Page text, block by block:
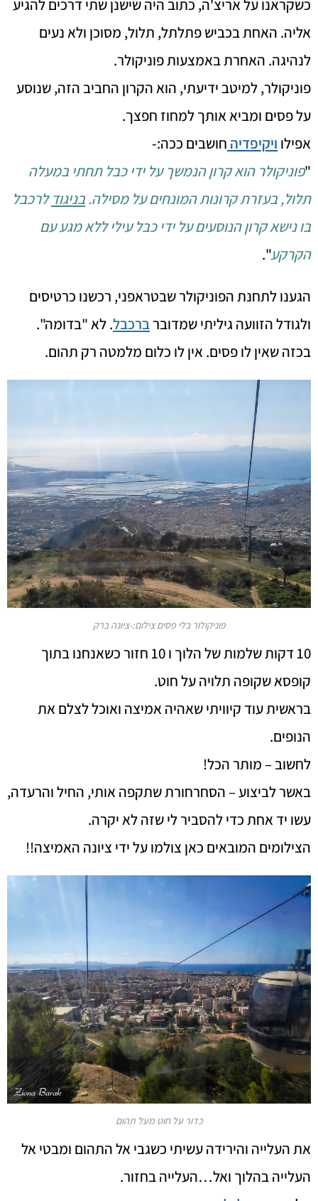
כשקראנו על אריצ'ה, כתוב היה שישנן שתי דרכים להגיע
אליה. האחת בכביש פתלתל, תלול, מסוכן ולא נעים
לנהיגה. האחרת באמצעות פוניקולר.
פוניקולר, למיטב ידיעתי, הוא הקרון החביב הזה, שנוסע
על פסים ומביא אותך למחוז חפצך.
אפילו ויקיפדיה חושבים ככה:-
"פוניקולר הוא קרון הנמשך על ידי כבל תחתי במעלה
תלול, בעזרת קרונות המונחים על מסילה.בניגודלרכבל
בו נישא קרון הנוסעים על ידי כבל עילי ללא מגע עם
הקרקע".
הגענו לתחנת הפוניקולר שבטראפני, רכשנו כרטיסים
ולגודל הזוועה גיליתי שמדוברברכבל. לא "בדומה".
בכזה שאין לו פסים. אין לו כלום מלמטה רק תהום.
פוניקולור בלי פסים צילום:-ציונה ברק
10 דקות שלמות של הלוך ו 10 חזור כשאנחנו בתוך
קופסא שקופה תלויה על חוט.
בראשית עוד קיוויתי שאהיה אמיצה ואוכל לצלם את
הנופים.
לחשוב – מותר הכל!
באשר לביצוע – הסחרחורת שתקפה אותי, החיל והרעדה,
עשו יד אחת כדי להסביר לי שזה לא יקרה.
הצילומים המובאים כאן צולמו על ידי ציונה האמיצה!!
כדור על חוט מעל תהום
את העלייה והירידה עשיתי כשגבי אל התהום ומבטי אל
העלייה בהלוך ואל…העלייה בחזור.